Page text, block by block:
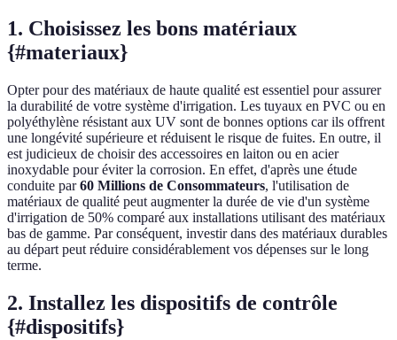
1. Choisissez les bons matériaux
{#materiaux}
Opter pour des matériaux de haute qualité est essentiel pour assurer
la durabilité de votre système d'irrigation. Les tuyaux en PVC ou en
polyéthylène résistant aux UV sont de bonnes options car ils offrent
une longévité supérieure et réduisent le risque de fuites. En outre, il
est judicieux de choisir des accessoires en laiton ou en acier
inoxydable pour éviter la corrosion. En effet, d'après une étude
conduite par60 Millions de Consommateurs, l'utilisation de
matériaux de qualité peut augmenter la durée de vie d'un système
d'irrigation de 50% comparé aux installations utilisant des matériaux
bas de gamme. Par conséquent, investir dans des matériaux durables
au départ peut réduire considérablement vos dépenses sur le long
terme.
2. Installez les dispositifs de contrôle
{#dispositifs}